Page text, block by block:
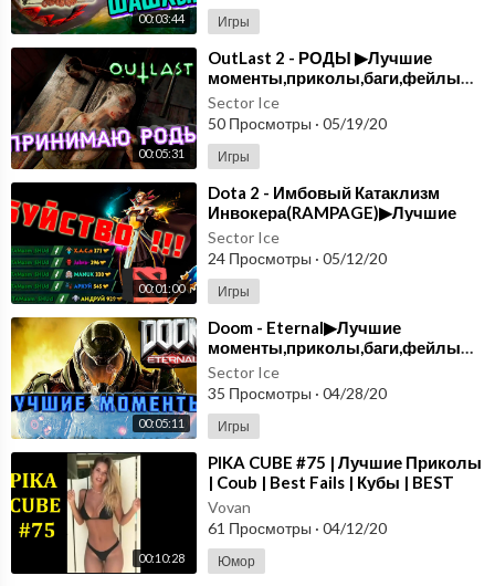
00:03:44 Игры
00:05:31
OutLast 2 - РОДЫ ▶Лучшие
моменты,приколы,баги,фейлы▶выпуск#9
Sector Ice
50 Просмотры · 05/19/20
Игры
00:01:00
Dota 2 - Имбовый Катаклизм
Инвокера(RAMPAGE)▶Лучшие
Sector Ice
24 Просмотры · 05/12/20
Игры
00:05:11
Doom - Eternal▶Лучшие
моменты,приколы,баги,фейлы▶выпуск#7
Sector Ice
35 Просмотры · 04/28/20
Игры
00:10:28
⁣PIKA CUBE #75 | Лучшие Приколы
| Coub | Best Fails | Кубы | BEST
CUBE | Нарезка Приколов
Vovan
61 Просмотры · 04/12/20
Юмор